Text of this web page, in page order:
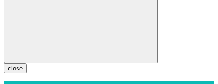
close